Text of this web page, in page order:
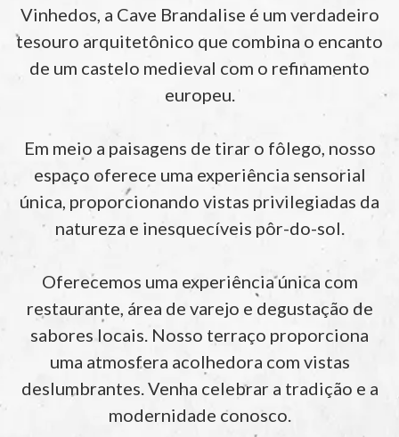
Vinhedos, a Cave Brandalise é um verdadeiro
tesouro arquitetônico que combina o encanto
de um castelo medieval com o refinamento
europeu.
Em meio a paisagens de tirar o fôlego, nosso
espaço oferece uma experiência sensorial
única, proporcionando vistas privilegiadas da
natureza e inesquecíveis pôr-do-sol.
Oferecemos uma experiência única com
restaurante, área de varejo e degustação de
sabores locais. Nosso terraço proporciona
uma atmosfera acolhedora com vistas
deslumbrantes. Venha celebrar a tradição e a
modernidade conosco.